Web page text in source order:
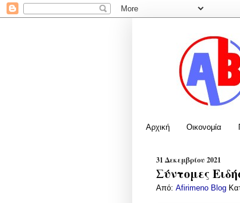
Αρχική Οικονομία
31 Δεκεμβρίου 2021
Σύντομες
Από: Afirimeno Blog